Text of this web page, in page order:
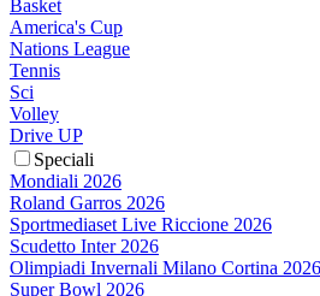
Basket
America's Cup
Nations League
Tennis
Sci
Volley
Drive UP
Speciali
Mondiali 2026
Roland Garros 2026
Sportmediaset Live Riccione 2026
Scudetto Inter 2026
Olimpiadi Invernali Milano Cortina 2026
Super Bowl 2026